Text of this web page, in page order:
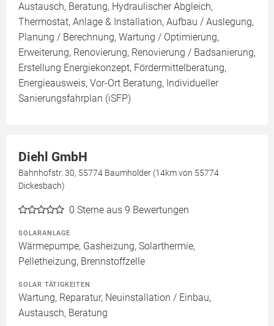
Austausch, Beratung, Hydraulischer Abgleich,
Thermostat, Anlage & Installation, Aufbau / Auslegung,
Planung / Berechnung, Wartung / Optimierung,
Erweiterung, Renovierung, Renovierung / Badsanierung,
Erstellung Energiekonzept, Fördermittelberatung,
Energieausweis, Vor-Ort Beratung, Individueller
Sanierungsfahrplan (iSFP)
Diehl GmbH
Bahnhofstr. 30, 55774 Baumholder (14km von 55774
Dickesbach)
0 Sterne aus 9 Bewertungen
SOLARANLAGE
Wärmepumpe, Gasheizung, Solarthermie,
Pelletheizung, Brennstoffzelle
SOLAR TÄTIGKEITEN
Wartung, Reparatur, Neuinstallation / Einbau,
Austausch, Beratung